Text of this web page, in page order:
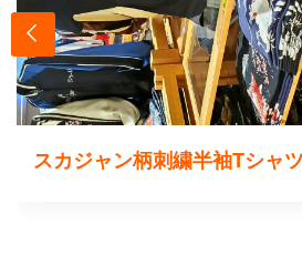
スカジャン柄刺繍半袖Tシャツ